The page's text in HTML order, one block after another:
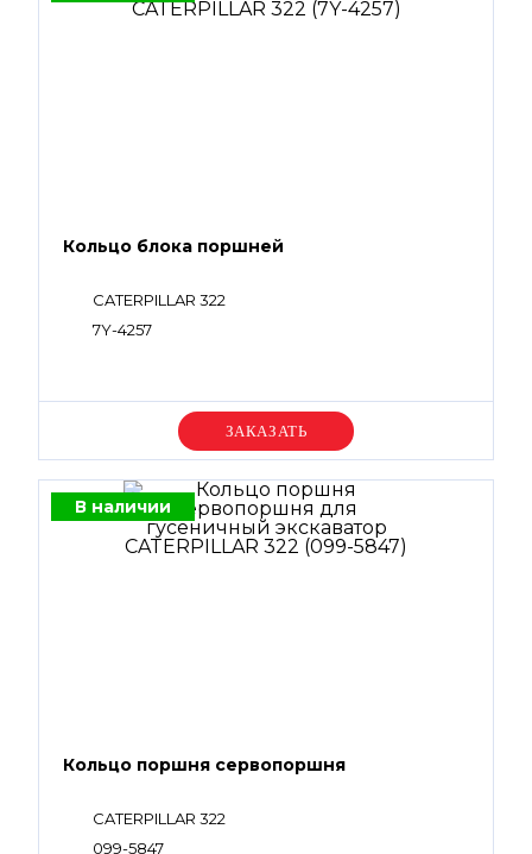
Кольцо блока поршней
CATERPILLAR 322
7Y-4257
Уточняйте цену
В наличии
Кольцо поршня сервопоршня
CATERPILLAR 322
099-5847